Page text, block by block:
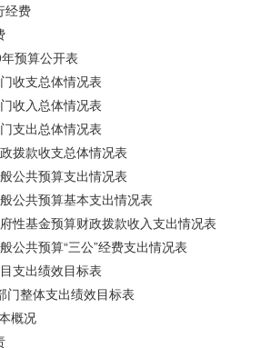
经费
预算公开表
收支总体情况表
收入总体情况表
支出总体情况表
拨款收支总体情况表
公共预算支出情况表
公共预算基本支出情况表
性基金预算财政拨款收入支出情况表
公共预算“三公”经费支出情况表
支出绩效目标表
门整体支出绩效目标表
概况